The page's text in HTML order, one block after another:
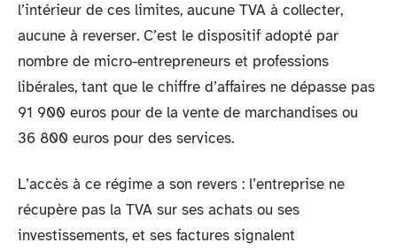
l’intérieur de ces limites, aucune TVA à collecter,
aucune à reverser. C’est le dispositif adopté par
nombre de micro-entrepreneurs et professions
libérales, tant que le chiffre d’affaires ne dépasse pas
91 900 euros pour de la vente de marchandises ou
36 800 euros pour des services.
L’accès à ce régime a son revers : l’entreprise ne
récupère pas la TVA sur ses achats ou ses
investissements, et ses factures signalent